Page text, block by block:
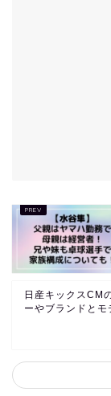
日産キックスCM
ーやブランドと